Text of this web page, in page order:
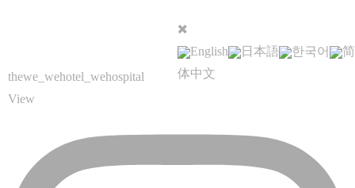
English 日本語 한국어
简
体中文
thewe_wehotel_wehospital
View